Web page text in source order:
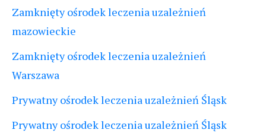
Zamknięty ośrodek leczenia uzależnień
mazowieckie
Zamknięty ośrodek leczenia uzależnień
Warszawa
Prywatny ośrodek leczenia uzależnień Śląsk
Prywatny ośrodek leczenia uzależnień Śląsk